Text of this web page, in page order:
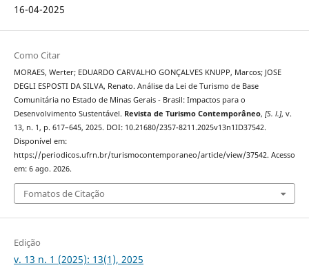
16-04-2025
Como Citar
MORAES, Werter; EDUARDO CARVALHO GONÇALVES KNUPP, Marcos; JOSE
DEGLI ESPOSTI DA SILVA, Renato. Análise da Lei de Turismo de Base
Comunitária no Estado de Minas Gerais - Brasil: Impactos para o
Desenvolvimento Sustentável. Revista de Turismo Contemporâneo, [S. l.], v.
13, n. 1, p. 617–645, 2025. DOI: 10.21680/2357-8211.2025v13n1ID37542.
Disponível em:
https://periodicos.ufrn.br/turismocontemporaneo/article/view/37542. Acesso
em: 6 ago. 2026.
Fomatos de Citação
Edição
v. 13 n. 1 (2025): 13(1), 2025